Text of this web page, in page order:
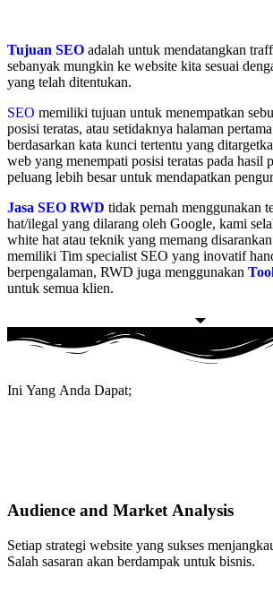
Tujuan SEO adalah untuk mendatangkan
sebanyak mungkin ke website kita sesuai
yang telah ditentukan.
SEO memiliki tujuan untuk menempatkan
posisi teratas, atau setidaknya halaman
berdasarkan kata kunci tertentu yang
web yang menempati posisi teratas pada hasil
peluang lebih besar untuk mendapatkan
Jasa SEO RWD tidak pernah menggunakan
hat/ilegal yang dilarang oleh Google, kami
white hat atau teknik yang memang
memiliki Tim specialist SEO yang inovatif
berpengalaman, RWD juga menggunakan
untuk semua klien.
Ini Yang Anda Dapat;
Audience and Market Analysis
Setiap strategi website yang sukses menjangkau orang yang tepat.
Salah sasaran akan berdampak untuk bisnis.